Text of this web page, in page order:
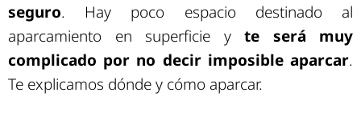
seguro. Hay poco espacio destinado al
aparcamiento en superficie yte será muy
complicado por no decir imposible aparcar.
Te explicamos dónde y cómo aparcar.